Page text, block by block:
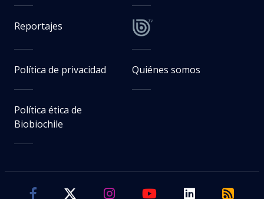
Reportajes
Política de privacidad Quiénes somos
Política ética de
Biobiochile